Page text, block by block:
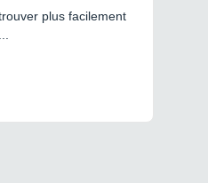
plus facilement